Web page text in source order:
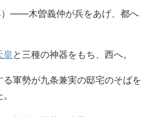
）――木曽義仲が兵をあげ、都へ
皇 と三種の神器をもち、西へ。
る軍勢が九条兼実の邸宅のそばを